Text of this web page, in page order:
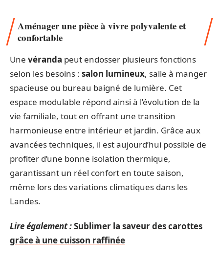
Aménager une pièce à vivre polyvalente et
confortable
Une véranda peut endosser plusieurs fonctions
selon les besoins : salon lumineux, salle à manger
spacieuse ou bureau baigné de lumière. Cet
espace modulable répond ainsi à l’évolution de la
vie familiale, tout en offrant une transition
harmonieuse entre intérieur et jardin. Grâce aux
avancées techniques, il est aujourd’hui possible de
profiter d’une bonne isolation thermique,
garantissant un réel confort en toute saison,
même lors des variations climatiques dans les
Landes.
Lire également :Sublimer la saveur des carottes
grâce à une cuisson raffinée